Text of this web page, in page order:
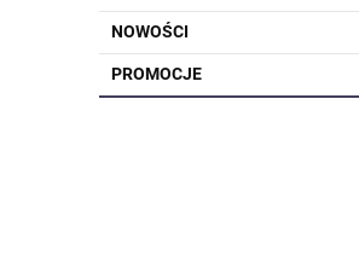
NOWOŚCI
PROMOCJE